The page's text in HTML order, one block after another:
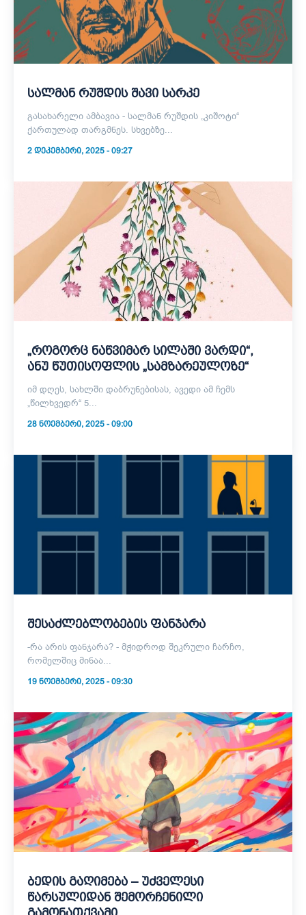
სალმან რუშდის შავი სარკე
გასახარელი ამბავია - სალმან რუშდის „კიშოტი“
ქართულად თარგმნეს. სხვებზე...
2 ᲓᲔᲙᲔᲛᲑᲔᲠᲘ, 2025 - 09:27
„როგორც ნაწვიმარ სილაში ვარდი“,
ანუ წუთისოფლის „სამზარეულოზე“
იმ დღეს, სახლში დაბრუნებისას, ავედი ამ ჩემს
„წილხვედრ“ 5...
28 ᲜᲝᲔᲛᲑᲔᲠᲘ, 2025 - 09:00
შესაძლებლობების ფანჯარა
-რა არის ფანჯარა? - მჭიდროდ შეკრული ჩარჩო,
რომელშიც მინაა...
19 ᲜᲝᲔᲛᲑᲔᲠᲘ, 2025 - 09:30
ბედის გაღიმება – უძველესი
წარსულიდან შემორჩენილი